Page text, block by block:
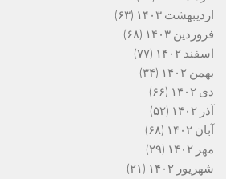
اردیبهشت ۱۴۰۳
(۶۳)
فروردین ۱۴۰۳
(۶۸)
اسفند ۱۴۰۲
(۷۷)
بهمن ۱۴۰۲
(۳۴)
دی ۱۴۰۲
(۶۶)
آذر ۱۴۰۲
(۵۲)
آبان ۱۴۰۲
(۶۸)
مهر ۱۴۰۲
(۲۹)
شهریور ۱۴۰۲
(۲۱)